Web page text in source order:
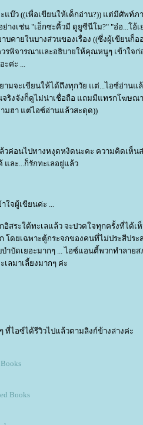
แบ๊ว ((เพื่อเขียนให้เด็กอ่าน?)) แต่มีศัพท์ภ
างเช่น "เอ็กซะคิ้วมี ดูยูซีนีโม?" "อ๋อ...โอ้
บคายในบางส่วนของเรื่อง ((ซึ่งผู้เขียนก็อ
รพิจารณาและอธิบายให้คุณหนูๆ เข้าใจ
ะค่ะ ...
ามจะเขียนให้ได้ถึงทุกวัย แต่...ไอซ์อ่านแ
ริงจังก็ดูไม่น่าเชื่อถือ แถมมีแทรกโฆษณา
มฮา แต่ไอซ์อ่านแล้วสะดุด))
วค่อนไปทางหงุดหงิดนะคะ ความคิดเห็น
และ...ก็รักทะเลอยู่แล้ว
ใจผู้เขียนค่ะ ...
อิสระใต้ทะเลแล้ว จะปวดใจทุกครั้งที่ได้เ
ดยเฉพาะตู้กระจกของคนที่ไม่ประสีประส
ำบัดเยอะมากๆ ... ไอซ์แอนตี้พวกทำลาย
ลมาเลี้ยงมากๆ ค่ะ
ที่ไอซ์ได้รีวิวไปแล้วตามลิงก์ข้างล่างค่ะ
Books